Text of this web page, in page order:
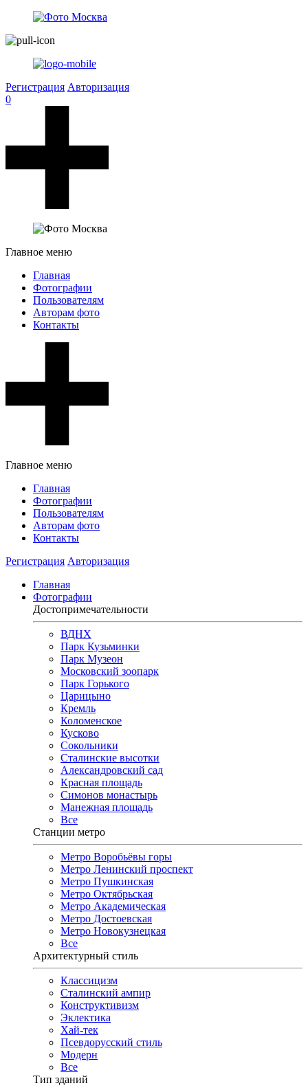
Регистрация Авторизация
0
Главное меню
Главная
Фотографии
Пользователям
Авторам фото
Контакты
Главное меню
Главная
Фотографии
Пользователям
Авторам фото
Контакты
Регистрация Авторизация
Главная
Фотографии
Достопримечательности
ВДНХ
Парк Кузьминки
Парк Музеон
Московский зоопарк
Парк Горького
Царицыно
Кремль
Коломенское
Кусково
Сокольники
Сталинские высотки
Александровский сад
Красная площадь
Симонов монастырь
Манежная площадь
Все
Станции метро
Метро Воробьёвы горы
Метро Ленинский проспект
Метро Пушкинская
Метро Октябрьская
Метро Академическая
Метро Достоевская
Метро Новокузнецкая
Все
Архитектурный стиль
Классицизм
Сталинский ампир
Конструктивизм
Эклектика
Хай-тек
Псевдорусский стиль
Модерн
Все
Тип зданий